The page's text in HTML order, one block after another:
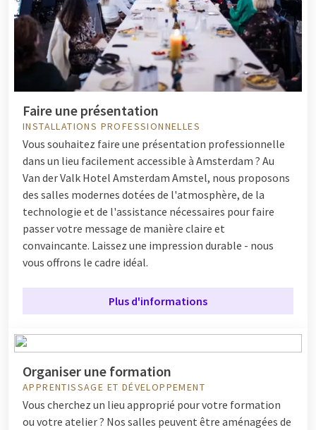
Faire une présentation
INSTALLATIONS PROFESSIONNELLES
Vous souhaitez faire une présentation professionnelle
dans un lieu facilement accessible à Amsterdam ? Au
Van der Valk Hotel Amsterdam Amstel, nous proposons
des salles modernes dotées de l'atmosphère, de la
technologie et de l'assistance nécessaires pour faire
passer votre message de manière claire et
convaincante. Laissez une impression durable - nous
vous offrons le cadre idéal.
Plus d'informations
Organiser une formation
APPRENTISSAGE ET DÉVELOPPEMENT
Vous cherchez un lieu approprié pour votre formation
ou votre atelier ? Nos salles peuvent être aménagées de